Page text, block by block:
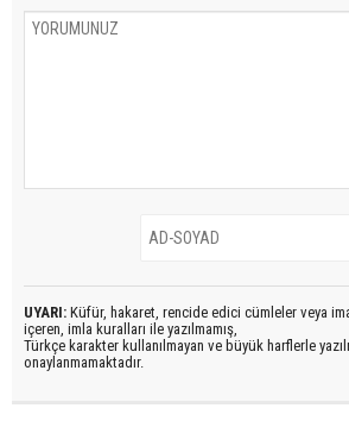
UYARI: Küfür, hakaret, rencide edici cümleler veya
içeren, imla kuralları ile yazılmamış,
Türkçe karakter kullanılmayan ve büyük harflerle
onaylanmamaktadır.